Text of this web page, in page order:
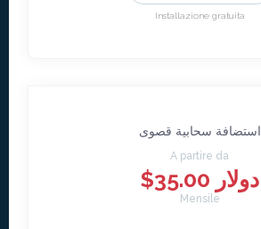
Installazione gratuita
استضافة سحابية قصوى
A partire da
$35.00 دولار
Mensile